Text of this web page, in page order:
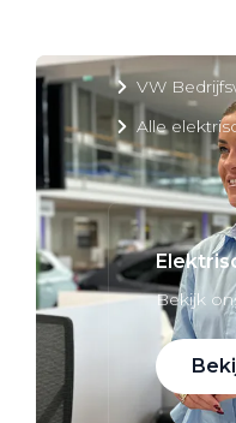
VW
Alle
Bekijk